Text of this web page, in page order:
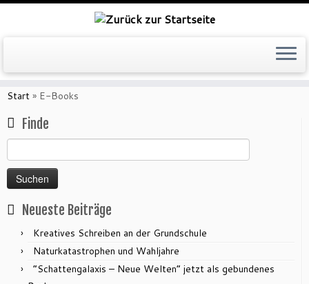
Zum
Inhalt
Start » E-Books
Finde
nach:
Neueste Beiträge
Kreatives Schreiben an der Grundschule
Naturkatastrophen und Wahljahre
“Schattengalaxis – Neue Welten” jetzt als gebundenes